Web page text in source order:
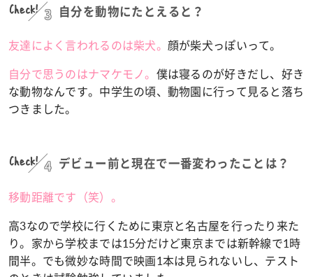
Check! 3 自分を動物にたとえると？
友達によく言われるのは柴犬。 顔が柴犬っぽいって。
自分で思うのはナマケモノ。 僕は寝るのが好きだし、好き
な動物なんです。中学生の頃、動物園に行って見ると落ち
つきました。
Check! 4 デビュー前と現在で一番変わったことは？
移動距離です（笑）。
高3なので学校に行くために東京と名古屋を行ったり来た
り。家から学校までは15分だけど東京までは新幹線で1時
間半。でも微妙な時間で映画1本は見られないし、テスト